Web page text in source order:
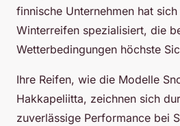
finnische Unternehmen hat
Winterreifen spezialisiert, die
Wetterbedingungen höchste
Ihre Reifen, wie die Modelle
Hakkapeliitta, zeichnen sich
zuverlässige Performance bei